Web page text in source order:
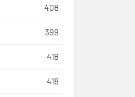
408
399
418
418